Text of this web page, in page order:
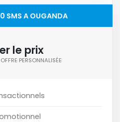
SMS A OUGANDA
le prix
PERSONNALISÉE